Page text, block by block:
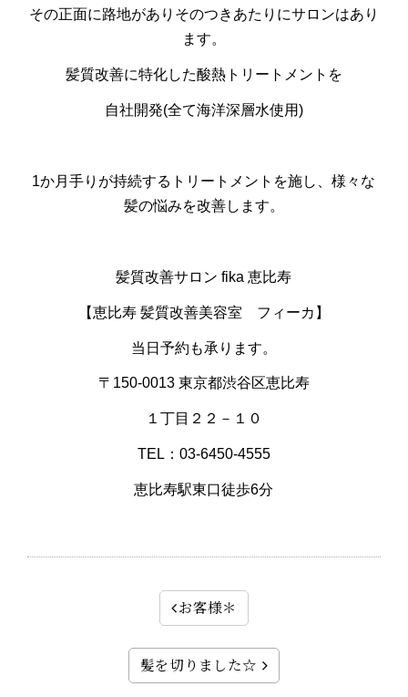
その正面に路地がありそのつきあたりにサロンはあり
ます。
髪質改善に特化した酸熱トリートメントを
自社開発(全て海洋深層水使用)
1か月手りが持続するトリートメントを施し、様々な
髪の悩みを改善します。
髪質改善サロン fika 恵比寿
【恵比寿 髪質改善美容室 フィーカ】
当日予約も承ります。
〒150-0013 東京都渋谷区恵比寿
１丁目２２－１０
TEL：03-6450-4555
恵比寿駅東口徒歩6分
お客様＊
髪を切りました☆